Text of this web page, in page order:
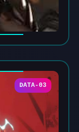
DATA-03